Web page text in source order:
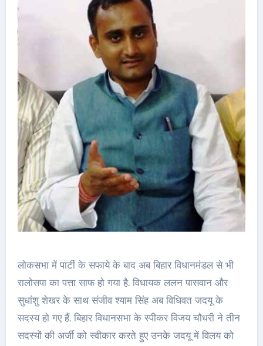
लोकसभा में पार्टी के सफाये के बाद अब बिहार विधानमंडल से भी
रालोसपा का पत्ता साफ हो गया है. विधायक ललन पासवान और
सुधांशु शेखर के साथ संजीव श्याम सिंह अब विधिवत जदयू के
सदस्य हो गए हैं. बिहार विधानसभा के स्पीकर विजय चौधरी ने तीन
सदस्यों की अर्जी को स्वीकार करते हुए उनके जदयू में विलय को